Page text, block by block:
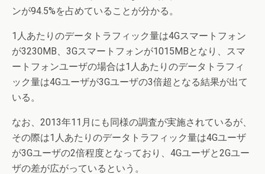
ンが94.5%を占めていることが分かる。
1人あたりのデータトラフィック量は4Gスマートフォン
が3230MB、3Gスマートフォンが1015MBとなり、スマ
ートフォンユーザの場合は1人あたりのデータトラフィ
ック量は4Gユーザが3Gユーザの3倍超となる結果が出て
いる。
なお、2013年11月にも同様の調査が実施されているが、
その際は1人あたりのデータトラフィック量は4Gユーザ
が3Gユーザの2倍程度となっており、4Gユーザと2Gユー
ザの差が広がっているという。